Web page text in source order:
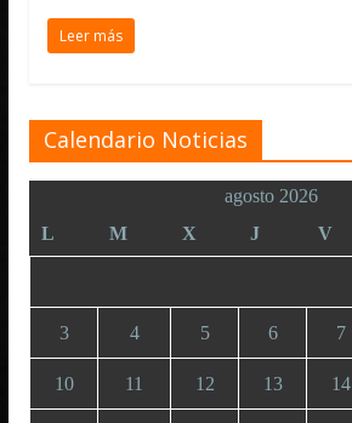
Leer más
Calendario Noticias
agosto 2026
L
M X J V
3 4 5 6 7
10 11 12 13 14